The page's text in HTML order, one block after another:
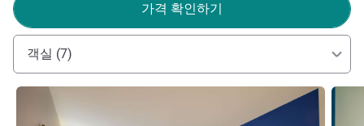
활기찬 거리 예술, 런던 타워 등 인기 관광지, 멋진 바와 미
식가들이 찾는 쇼디치가 지근 거리인 런던에서 가장 흥미로
운 거리로 발을 들여 보세요. 다음 도시 관광을 위한 완벽한
거점이 되어 드리겠습니다.
Alexandra Hodge 호텔 관리
가격 확인하기
객실 (7)
세부 정보 보기 세부